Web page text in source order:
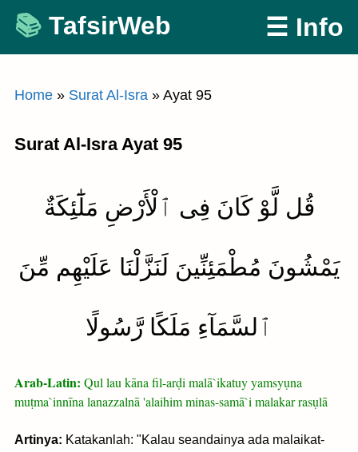
Skip
content
TafsirWeb ☰ Info
Home » Surat Al-Isra » Ayat 95
Surat Al-Isra Ayat 95
قُل لَّوْ كَانَ فِى ٱلْأَرْضِ مَلَٰٓئِكَةٌ
يَمْشُونَ مُطْمَئِنِّينَ لَنَزَّلْنَا عَلَيْهِم مِّنَ
ٱلسَّمَآءِ مَلَكًا رَّسُولًا
Arab-Latin: Qul lau kāna fil-arḍi malā`ikatuy yamsyụna
muṭma`innīna lanazzalnā 'alaihim minas-samā`i malakar rasụlā
Artinya: Katakanlah: "Kalau seandainya ada malaikat-